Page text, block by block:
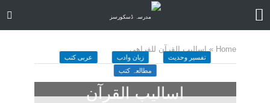
Home
»اسالیب القرآن للفراھی
تفسیر وحدیث زبان وادب
عربی کتب
مطالعہ کتب
اسالیب القرآن